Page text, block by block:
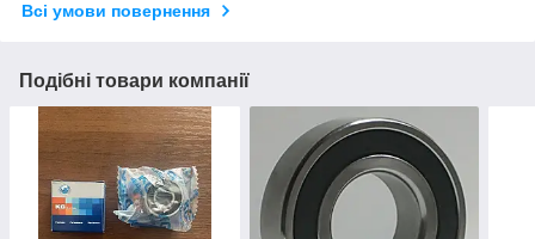
Всі умови повернення
Подібні товари компанії